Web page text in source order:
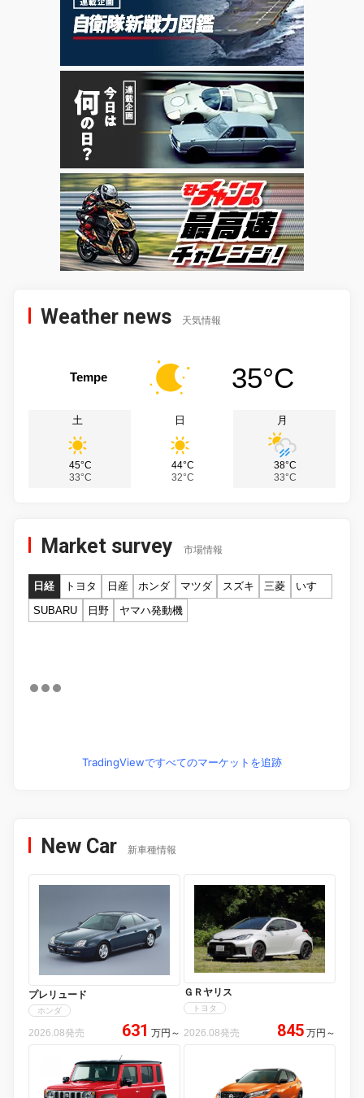
Weather news 天気情報
Tempe 35°C
土
45°C
33°C
日
44°C
32°C
月
38°C
33°C
Market survey 市場情報
日経 トヨタ 日産 ホンダ マツダ スズキ 三菱
いすゞ
SUBARU
日野 ヤマハ発動機
TradingViewですべてのマーケットを追跡
New Car 新車種情報
プレリュード
ホンダ
2026.08発売 631 万円 ～
ＧＲヤリス
トヨタ
2026.08発売 845 万円 ～